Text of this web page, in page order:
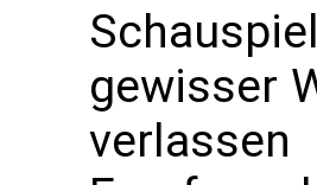
gewisser